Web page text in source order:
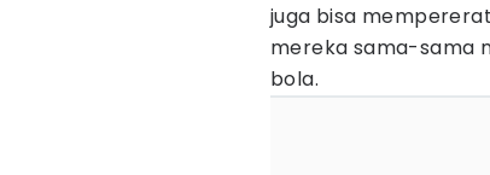
juga bisa
mereka sama-sama
bola.